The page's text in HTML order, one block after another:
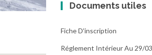
Documents utiles
Fiche D'inscription
Réglement Intérieur Au 29/